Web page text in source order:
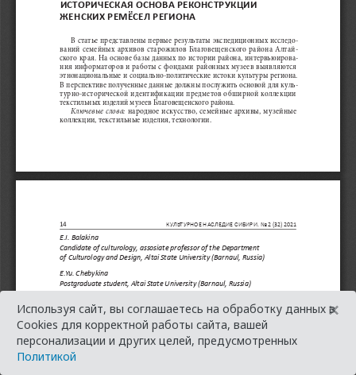
Используя сайт, вы соглашаетесь на обработку данных в
Cookies для корректной работы сайта, вашей
персонализации и других целей, предусмотренных
Политикой
×